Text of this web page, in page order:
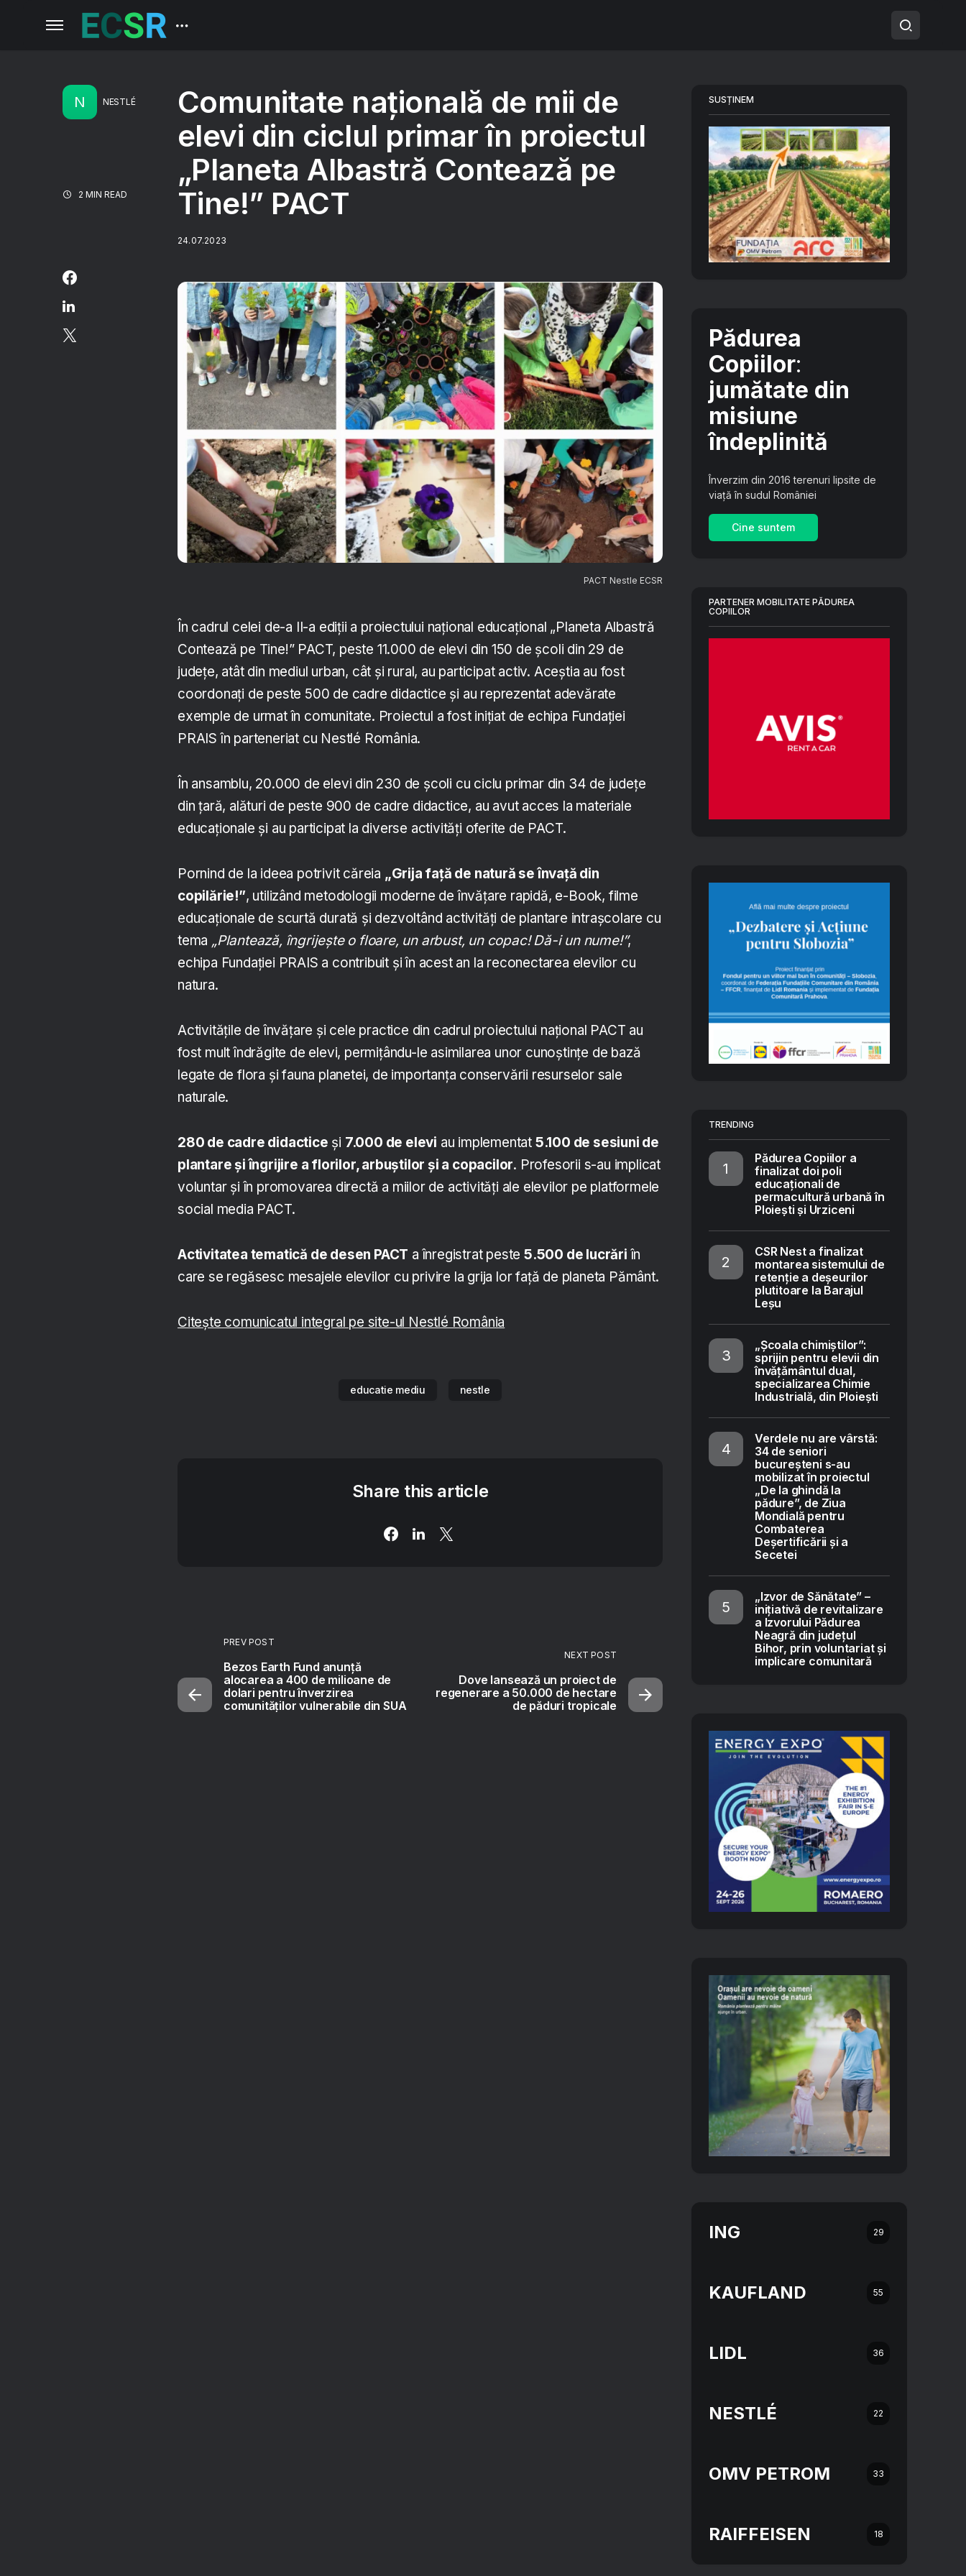
N NESTLÉ
2 MIN READ
Comunitate națională de mii de
elevi din ciclul primar în proiectul
„Planeta Albastră Contează pe
Tine!” PACT
24.07.2023
PACT Nestle ECSR
În cadrul celei de-a II-a ediții a proiectului național educațional „Planeta Albastră
Contează pe Tine!” PACT, peste 11.000 de elevi din 150 de școli din 29 de
județe, atât din mediul urban, cât și rural, au participat activ. Aceștia au fost
coordonați de peste 500 de cadre didactice și au reprezentat adevărate
exemple de urmat în comunitate. Proiectul a fost inițiat de echipa Fundației
PRAIS în parteneriat cu Nestlé România.
În ansamblu, 20.000 de elevi din 230 de școli cu ciclu primar din 34 de județe
din țară, alături de peste 900 de cadre didactice, au avut acces la materiale
educaționale și au participat la diverse activități oferite de PACT.
Pornind de la ideea potrivit căreia „Grija față de natură se învață din
copilărie!”, utilizând metodologii moderne de învățare rapidă, e-Book, filme
educaționale de scurtă durată și dezvoltând activități de plantare intrașcolare cu
tema „Plantează, îngrijește o floare, un arbust, un copac! Dă-i un nume!”,
echipa Fundației PRAIS a contribuit și în acest an la reconectarea elevilor cu
natura.
Activitățile de învățare și cele practice din cadrul proiectului național PACT au
fost mult îndrăgite de elevi, permițându-le asimilarea unor cunoștințe de bază
legate de flora și fauna planetei, de importanța conservării resurselor sale
naturale.
280 de cadre didactice și 7.000 de elevi au implementat 5.100 de sesiuni de
plantare și îngrijire a florilor, arbuștilor și a copacilor. Profesorii s-au implicat
voluntar și în promovarea directă a miilor de activități ale elevilor pe platformele
social media PACT.
Activitatea tematică de desen PACT a înregistrat peste5.500 de lucrări în
care se regăsesc mesajele elevilor cu privire la grija lor față de planeta Pământ.
Citește comunicatul integral pe site-ul Nestlé România
educatie mediu nestle
Share this article
PREV POST
Bezos Earth Fund anunță
alocarea a 400 de milioane de
dolari pentru înverzirea
comunităților vulnerabile din SUA
NEXT POST
Dove lansează un proiect de
regenerare a 50.000 de hectare
de păduri tropicale
SUSȚINEM
Pădurea
Copiilor:
jumătate din
misiune
îndeplinită
Înverzim din 2016 terenuri lipsite de
viață în sudul României
Cine suntem
PARTENER MOBILITATE PĂDUREA
COPIILOR
TRENDING
Pădurea Copiilor a
finalizat doi poli
educaționali de
permacultură urbană în
Ploiești și Urziceni
CSR Nest a finalizat
montarea sistemului de
retenție a deșeurilor
plutitoare la Barajul
Leșu
„Școala chimiștilor”:
sprijin pentru elevii din
învățământul dual,
specializarea Chimie
Industrială, din Ploiești
Verdele nu are vârstă:
34 de seniori
bucureșteni s-au
mobilizat în proiectul
„De la ghindă la
pădure”, de Ziua
Mondială pentru
Combaterea
Deșertificării și a
Secetei
„Izvor de Sănătate” –
inițiativă de revitalizare
a Izvorului Pădurea
Neagră din județul
Bihor, prin voluntariat și
implicare comunitară
ING 29
KAUFLAND 55
LIDL 36
NESTLÉ 22
OMV PETROM 33
RAIFFEISEN 18